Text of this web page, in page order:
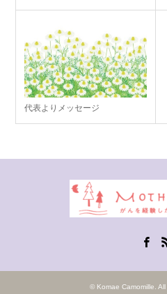
代表よりメッセージ
© Komae Camomille .